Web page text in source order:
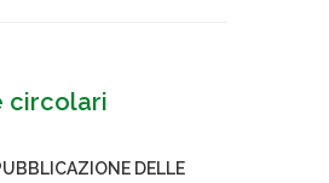
circolari
DELLE